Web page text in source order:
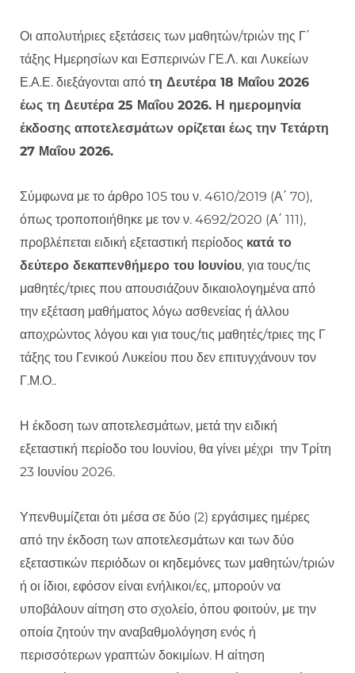
Οι απολυτήριες εξετάσεις των μαθητών/τριών της Γ΄
τάξης Ημερησίων και Εσπερινών ΓΕ.Λ. και Λυκείων
Ε.Α.Ε. διεξάγονται από τη Δευτέρα 18 Μαΐου 2026
έως τη Δευτέρα 25 Μαΐου 2026. Η ημερομηνία
έκδοσης αποτελεσμάτων ορίζεται έως την Τετάρτη
27 Μαΐου 2026.
Σύμφωνα με το άρθρο 105 του ν. 4610/2019 (Α΄ 70),
όπως τροποποιήθηκε με τον ν. 4692/2020 (Α΄ 111),
προβλέπεται ειδική εξεταστική περίοδος κατά το
δεύτερο δεκαπενθήμερο του Ιουνίου, για τους/τις
μαθητές/τριες που απουσιάζουν δικαιολογημένα από
την εξέταση μαθήματος λόγω ασθενείας ή άλλου
αποχρώντος λόγου και για τους/τις μαθητές/τριες της Γ
τάξης του Γενικού Λυκείου που δεν επιτυγχάνουν τον
Γ.Μ.Ο..
Η έκδοση των αποτελεσμάτων, μετά την ειδική
εξεταστική περίοδο του Ιουνίου, θα γίνει μέχρι την Τρίτη
23 Ιουνίου 2026.
Υπενθυμίζεται ότι μέσα σε δύο (2) εργάσιμες ημέρες
από την έκδοση των αποτελεσμάτων και των δύο
εξεταστικών περιόδων οι κηδεμόνες των μαθητών/τριών
ή οι ίδιοι, εφόσον είναι ενήλικοι/ες, μπορούν να
υποβάλουν αίτηση στο σχολείο, όπου φοιτούν, με την
οποία ζητούν την αναβαθμολόγηση ενός ή
περισσότερων γραπτών δοκιμίων. Η αίτηση